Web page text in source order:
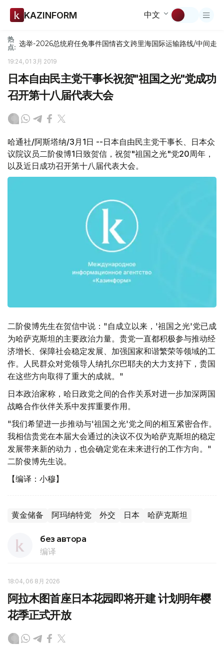
KAZINFORM 中文
热
点: 选举-2026总统府任免事件国情咨文跨里海国际运输路线/中间走廊
19:24, 01 3月 2019
日本自由民主党干事长祝贺"祖国之光"党成功
召开第十八届代表大会
哈通社/阿斯塔纳/3月1日 --日本自由民主党干事长、日本众
议院议员二阶俊博1日致贺信，祝贺"祖国之光"党20周年，
以及近日成功召开第十八届代表大会。
二阶俊博先生在贺信中说："自成立以来，'祖国之光'党已成
为哈萨克斯坦的主要政治力量。贵党一直都积极参与推动经
济增长、保障社会稳定发展、加强国家和谐繁荣等领域的工
作。人民群众对党领导人纳扎尔巴耶夫的大力支持下，贵国
在这些方向取得了重大的成就。"
日本政治家称，哈日政党之间的合作关系对进一步加深两国
战略合作伙伴关系中发挥重要作用。
"我们希望进一步推动与'祖国之光'党之间的相互紧密合作。
我相信贵党在本届大会通过的决议不仅为哈萨克斯坦的稳定
发展带来新的动力，也会确定党在未来进行的工作方向。"
二阶俊博先生说。
【编译：小穆】
黄金储备 阿玛纳特党 外交 日本 哈萨克斯坦
без автора
编译
18:04, 06 8月 2026
阿拉木图首座日本花园即将开建 计划明年樱
花季正式开放